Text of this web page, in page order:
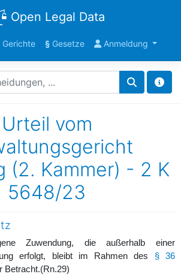
Open Legal Data
Gerichte §Gesetze Anmeldung
Urteil vom
(2. Kammer) - 2 K
5648/23
Zuwendung, die außerhalb einer
erfolgt, bleibt im Rahmen des § 36
Betracht.(Rn.29)